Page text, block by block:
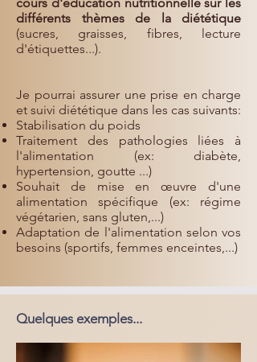
différents thèmes de la diététique
(sucres, graisses, fibres, lecture
d'étiquettes...).
Je pourrai assurer une prise en charge
et suivi diététique dans les cas suivants:
Stabilisation du poids
Traitement des pathologies liées à
l'alimentation (ex: diabète,
hypertension, goutte ...)
Souhait de mise en œuvre d'une
alimentation spécifique (ex: régime
végétarien, sans gluten,...)
Adaptation de l'alimentation selon vos
besoins (sportifs, femmes enceintes,...)
Quelques exemples...